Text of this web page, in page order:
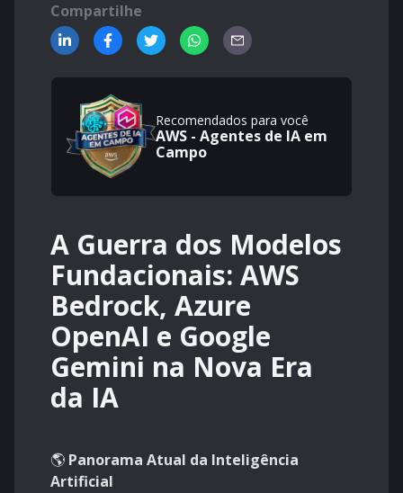
Compartilhe
Recomendados para você
AWS - Agentes de IA em
Campo
A Guerra dos Modelos
Fundacionais: AWS
Bedrock, Azure
OpenAI e Google
Gemini na Nova Era
da IA
🌎 Panorama Atual da Inteligência
Artificial